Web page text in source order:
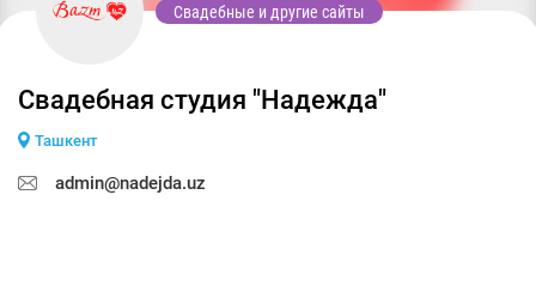
Свадебные и другие сайты
Свадебная студия "Надежда"
Ташкент
admin@nadejda.uz